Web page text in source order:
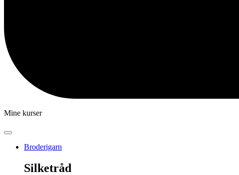
Mine kurser
Broderigarn
Silketråd